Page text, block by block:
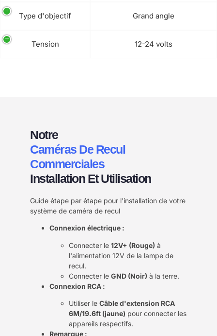
Type d'objectif Grand angle
Tension 12-24 volts
Notre
Caméras De Recul
Commerciales
Installation Et Utilisation
Guide étape par étape pour l'installation de votre
système de caméra de recul
Connexion électrique :
Connecter le 12V+ (Rouge) à
l'alimentation 12V de la lampe de
recul.
Connecter le GND (Noir) à la terre.
Connexion RCA :
Utiliser le Câble d'extension RCA
6M/19.6ft (jaune) pour connecter les
appareils respectifs.
Remarque :